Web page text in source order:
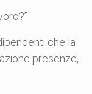
che la
presenze,